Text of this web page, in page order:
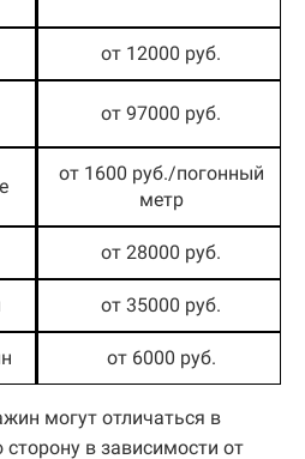
от 12000 руб.
от 97000 руб.
от 1600 руб./погонный
метр
от 28000 руб.
от 35000 руб.
от 6000 руб.
могут отличаться в
в зависимости от